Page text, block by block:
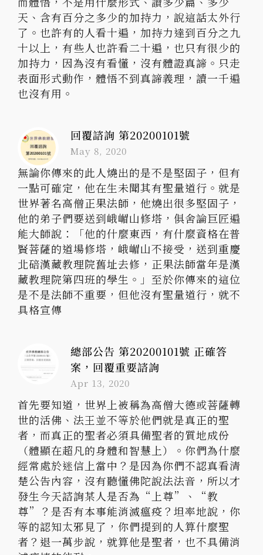
天、含有百分之多少的加持力，說這話太外行
了。也許有的人看十遍，加持力達到百分之九
十以上，有些人也許看二十遍，也只有很少的
加持力，因為沒有看懂，沒有體證真諦。只走
表面形式動作，體悟不到真諦義理，讀一千遍
也沒有用。
回覆諮詢 第20200101號
May 8, 2020
無論你傳來的此人燒出的是不是堅固子，但有
一點可確定，他在生未聞其有聖量道行。就是
世界著名高僧正果法師，他燒出很多堅固子，
他的弟子們要送到峨嵋山修塔，俱舍論巨匠遍
能大師說：「他的什麼東西，有什麼資格在普
賢菩薩的道場修塔，峨嵋山不接受，送到重慶
北碚漢藏教理院舊址去修，正果法師當年是漢
藏教理院第四班的學生。」至於你傳來的這位
是不是法師不重要，但他沒有聖量道行，就不
具格宣傳
總部公告 第20200101號 正確答
案，回覆重要諮詢
Apr 13, 2020
首先要知道，世界上被稱為高僧大德或菩薩轉
世的活佛、法王並不等於他們就是真正的聖
者，而真正的聖者必須具備聖者的質地成份
（體顯在超凡的身體和智慧上）。你們為什麼
經常處於迷信上當中？是因為你們不認真看清
楚公告內容，沒有聽懂佛陀說法法音，所以才
發生今天諮詢某人是否為“上尊”、“教
尊”？是否有本事能消滅瘟疫？坦率地說，你
等的認知太邪見了，你們提到的人算什麼聖
者？退一萬步說，就算他是聖者，也不具備消